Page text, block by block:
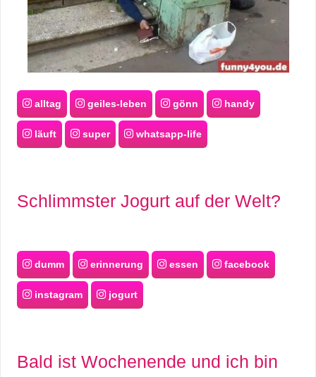
alltag geiles-leben gönn handy
läuft super whatsapp-life
Schlimmster Jogurt auf der Welt?
dumm erinnerung essen facebook
instagram jogurt
Bald ist Wochenende und ich bin